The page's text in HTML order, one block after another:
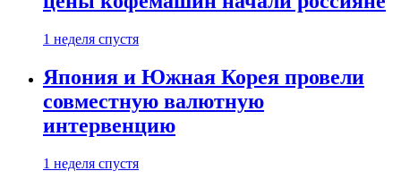
1 неделя спустя
Япония и Южная Корея провели
совместную валютную
интервенцию
1 неделя спустя